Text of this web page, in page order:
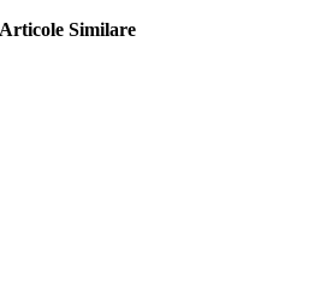
Articole Similare